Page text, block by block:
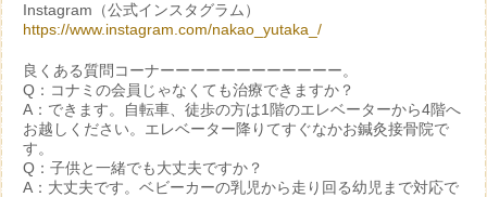
Instagram（公式インスタグラム）
https://www.instagram.com/nakao_yutaka_/
良くある質問コーナーーーーーーーーーーーー。
Q：コナミの会員じゃなくても治療できますか？
A：できます。自転車、徒歩の方は1階のエレベーターから4階へ
お越しください。エレベーター降りてすぐなかお鍼灸接骨院で
す。
Q：子供と一緒でも大丈夫ですか？
A：大丈夫です。ベビーカーの乳児から走り回る幼児まで対応で